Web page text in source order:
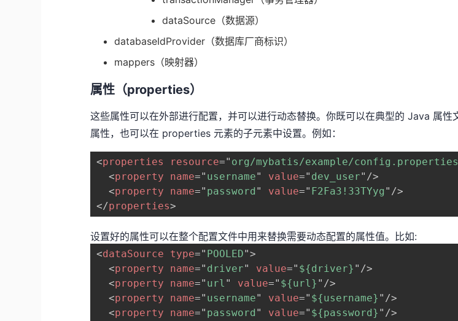
dataSource（数据源）
databaseIdProvider（数据库厂商标识）
mappers（映射器）
属性（properties）
这些属性可以在外部进行配置，并可以进行动态替换。你既可以在典型的 Java 属性
属性，也可以在 properties 元素的子元素中设置。例如：
<properties resource=" org/mybatis/example/config.properties
<property name=" username" value=" dev_user" />
<property name=" password " value=" F2Fa3!33TYyg " />
</properties>
设置好的属性可以在整个配置文件中用来替换需要动态配置的属性值。比如:
<dataSource type=" POOLED">
<property name=" driver" value=" ${driver} " />
<property name=" url " value=" ${url} " />
<property name=" username" value=" ${username} " />
<property name=" password " value=" ${password} " />